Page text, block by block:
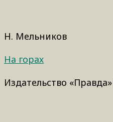
Н. Мельников
На горах
Издательство